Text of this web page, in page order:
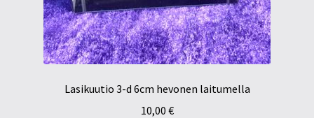
Lasikuutio 3-d 6cm hevonen laitumella
10,00 €